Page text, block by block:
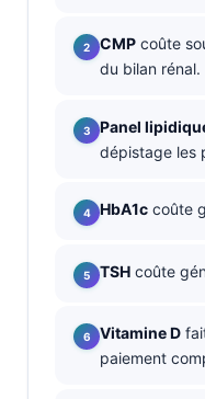
CMP coûte
du bilan rénal.
Panel
dépistage les
HbA1c coûte
TSH coûte
Vitamine D
paiement